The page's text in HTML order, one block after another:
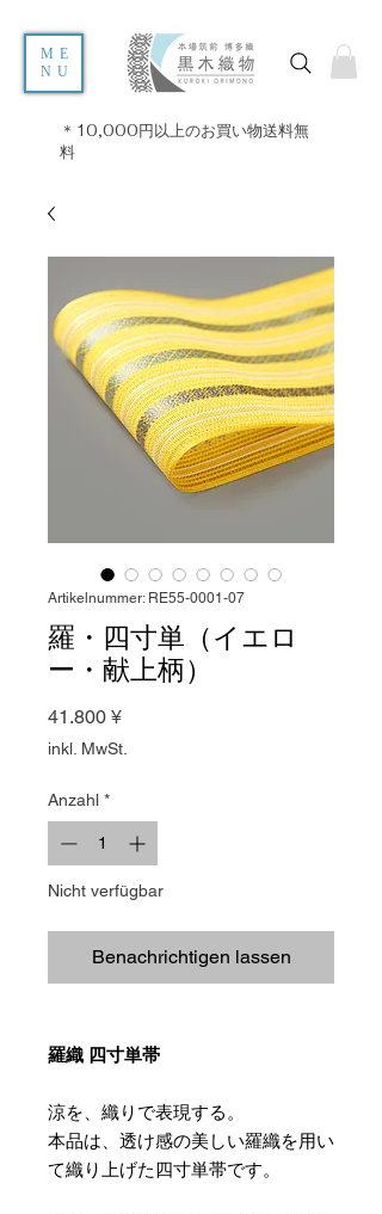
ME
NU
＊10,000円以上のお買い物送料無
料
Artikelnummer: RE55-0001-07
羅・四寸単（イエロ
ー・献上柄）
41.800 ¥Preis
inkl. MwSt.
Anzahl *
Nicht verfügbar
Benachrichtigen lassen
羅織 四寸単帯
涼を、織りで表現する。
本品は、透け感の美しい羅織を用い
て織り上げた四寸単帯です。